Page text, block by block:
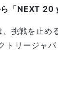
「NEXT 20
挑戦を止
トリージャ